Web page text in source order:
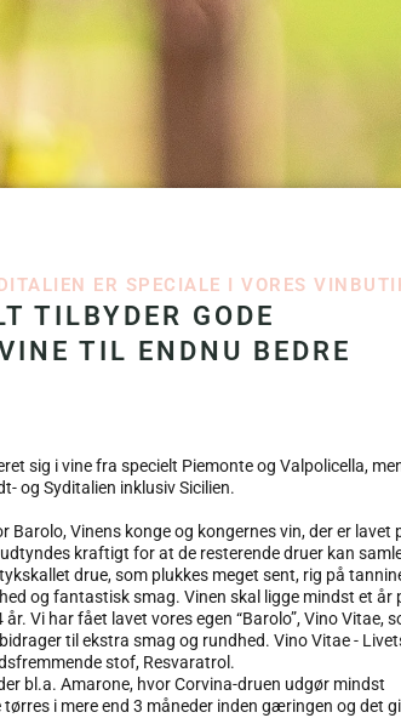
ER SPECIALE I VORES
TILBYDER GODE
TIL ENDNU BEDRE
sig i vine fra specielt Piemonte og Valpolicella,
og Syditalien inklusiv Sicilien.
Barolo, Vinens konge og kongernes vin, der er lavet
kraftigt for at de resterende druer kan
drue, som plukkes meget sent, rig på
og fantastisk smag. Vinen skal ligge mindst et år
Vi har fået lavet vores egen “Barolo”, Vino Vitae,
til ekstra smag og rundhed. Vino Vitae -
stof, Resvaratrol.
bl.a. Amarone, hvor Corvina-druen udgør mindst
tørres i mere end 3 måneder inden gæringen og det